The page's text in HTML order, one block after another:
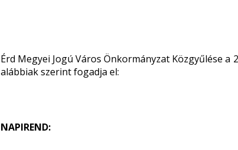
Érd Megyei Jogú Város Önkormányzat Közgyűlése
alábbiak szerint fogadja el:
NAPIREND: